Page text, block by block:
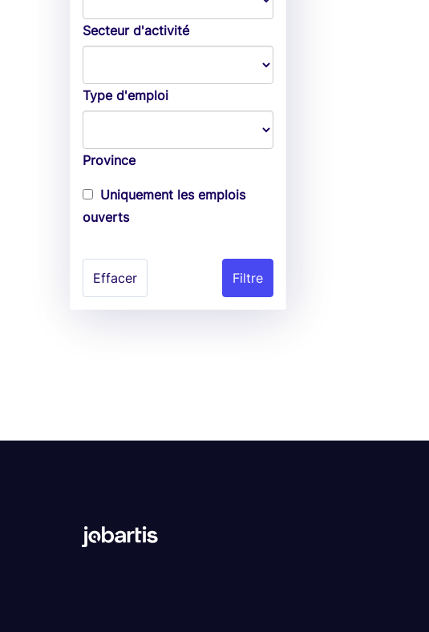
Secteur d'activité
Type d'emploi
Province
Uniquement les emplois
ouverts
Effacer